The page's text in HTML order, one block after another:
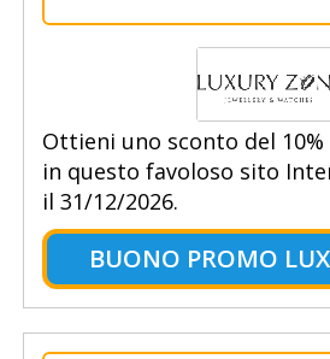
Ottieni uno sconto del
in questo favoloso sito
il 31/12/2026.
BUONO PROMO